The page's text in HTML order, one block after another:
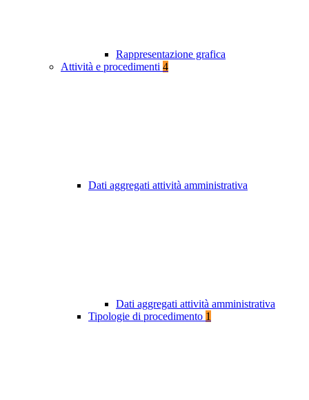
Rappresentazione grafica
Attività e procedimenti 4
Dati aggregati attività amministrativa
Dati aggregati attività amministrativa
Tipologie di procedimento 1